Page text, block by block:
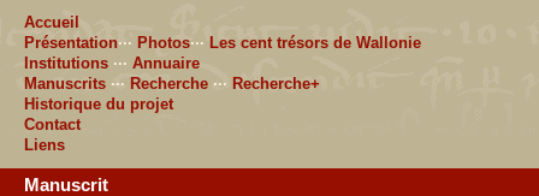
Accueil
Présentation··· Photos··· Les cent trésors de Wallonie
Institutions ··· Annuaire
Manuscrits ··· Recherche ··· Recherche+
Historique du projet
Contact
Liens
Manuscrit